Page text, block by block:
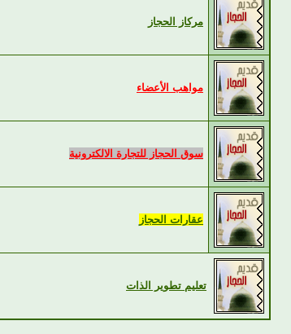
مركاز الحجاز
مواهب الأعضاء
سوق الحجاز للتجارة الالكترونية
عقارات الحجاز
تعليم تطوير الذات